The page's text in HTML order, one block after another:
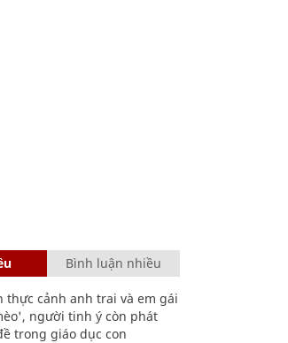
Bình luận nhiều
thực cảnh anh trai và em gái
người tinh ý còn phát
trong giáo dục con